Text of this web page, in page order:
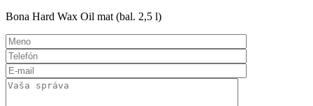
Bona Hard Wax Oil mat (bal. 2,5 l)